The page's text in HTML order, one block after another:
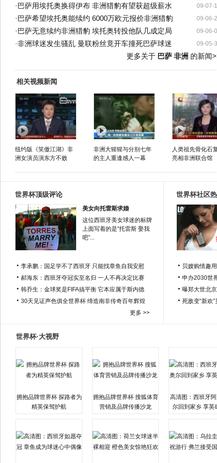
09-07-
·巴萨用埃托奥换得伊布 非洲猎豹有望获超级薪水
09-06-
·巴萨希望埃托奥能续约 6000万欧元报价非洲猎豹
09-06-
·巴萨无意续约非洲猎豹 埃托奥转投他队几成定局
09-05-
·非洲球迷发生骚乱 曼联粉丝竟开车撞死巴萨球迷
更多关于 巴萨 非洲 的新闻
相关视频新闻
纽约版《笑傲江湖》非
洲女演员演东方不败
非洲大猩猩与分别七年
的主人重逢感人一幕
人类祖先骨化石
亮相非洲联合馆
世界杯顶级评论
美女向托雷斯求婚
这位西班牙美女球迷的标牌
上面写着的是“托雷斯 娶我
吧”...
李承鹏：国足学不了西班牙 只能找章鱼自我安慰
郝海东：西班牙夺冠实至名归 一人不再决定比赛
韩乔生：金球奖是FIFA搞平衡 它本应属于斯内德
30天见证声色俱全世界杯 缔造南非传奇百年辉煌
更多 >>
世界杯社区
贝嫂购情趣
申办2030世
曝郑大世北
死敌变“新欢
世界杯·大视野
拥抱品牌世界杯 探路者为
精英保驾护航
拥抱品牌世界杯 搜狐体育
营销及品牌传播沙龙
高清图：西班牙
尔回到家乡 享英